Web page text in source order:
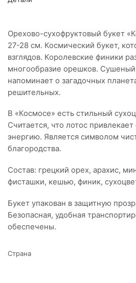
Орехово-сухофруктовый букет
27-28 см. Космический букет,
взглядов. Королевские финики
многообразие орешков. Сушеный
напоминает о загадочных
решительных.
В «Космосе» есть стильный
Считается, что лотос
энергию. Является символом
благородства.
Состав: грецкий орех, арахис,
фисташки, кешью, финик,
Букет упакован в защитную
Безопасная, удобная
обеспечены.
Страна